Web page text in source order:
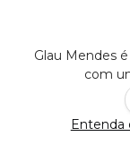
Glau Mendes
com
Entenda